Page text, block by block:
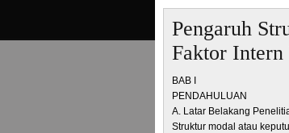
Pengaruh
Faktor Intern
BAB I
PENDAHULUAN
A. Latar Belakang
Struktur modal atau